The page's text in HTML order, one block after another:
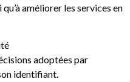
améliorer les services en
adoptées par
identifiant.